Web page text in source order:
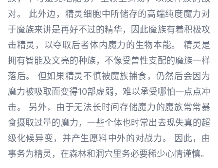
对。 此外边，精灵细胞中所储存的高端纯度魔力对
于魔族来讲是再好不过的精华，因此魔族有着积极攻
击精灵，以夺取后者体内魔力的生物本能。 精灵是
拥有智能及文亮的种族，不像受兽性支配的魔族一样
落后。 但如果精灵不慎被魔族捕食，仍然后会因为
魔力被吸取而变得10部虚弱，难以承受哪怕一点点冲
击。 另外，由于无法长时间存储魔力的魔族常常暴
食摄取过量的魔力，一些个体也时常出去现失真的超
级化候异变，并产生愿料中外的对战力。 因此，由
事务为精灵，在森林和洞穴里务必要稀少心情谨慎。